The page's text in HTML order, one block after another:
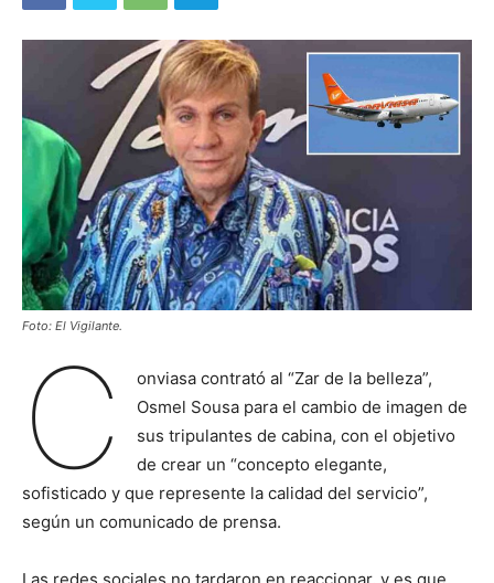
Foto: El Vigilante.
C
onviasa contrató al “Zar de la belleza”,
Osmel Sousa para el cambio de imagen de
sus tripulantes de cabina, con el objetivo
de crear un “concepto elegante,
sofisticado y que represente la calidad del servicio”,
según un comunicado de prensa.